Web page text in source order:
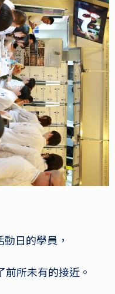
日的學員，
所未有的接近。